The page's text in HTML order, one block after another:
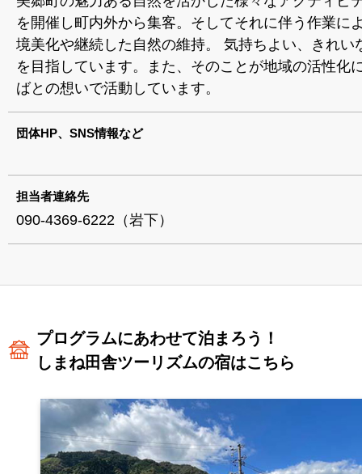
を開催し町内外から集客。そしてそれに伴う作業に
境美化や継続した自然の維持。 気持ちよい、きれい
を目指しています。また、そのことが地域の活性化
ばとの想いで活動しています。
団体HP、SNS情報など
担当者連絡先
090-4369‐6222（岩下）
プログラムにあわせて泊まろう！
しまね田舎ツーリズムの宿はこちら